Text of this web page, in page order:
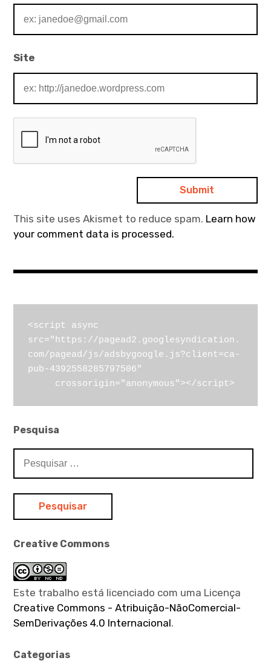
Site
This site uses Akismet to reduce spam. Learn how
your comment data is processed.
<script async
src="https://pagead2.googlesyndication.
com/pagead/js/adsbygoogle.js?client=ca-
pub-4392558285797506"
     crossorigin="anonymous"></script>
Pesquisa
por:
Creative Commons
Este trabalho está licenciado com uma Licença
Creative Commons - Atribuição-NãoComercial-
SemDerivações 4.0 Internacional.
Categorias